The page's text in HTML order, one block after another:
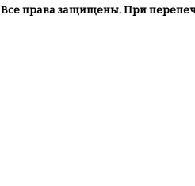
Все права защищены. При